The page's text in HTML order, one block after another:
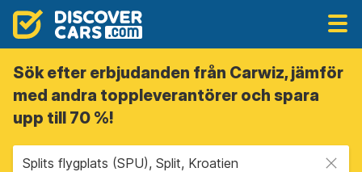
Sök efter erbjudanden från Carwiz, jämför
med andra toppleverantörer och spara
upp till 70 %!
Splits flygplats (SPU), Split, Kroatien